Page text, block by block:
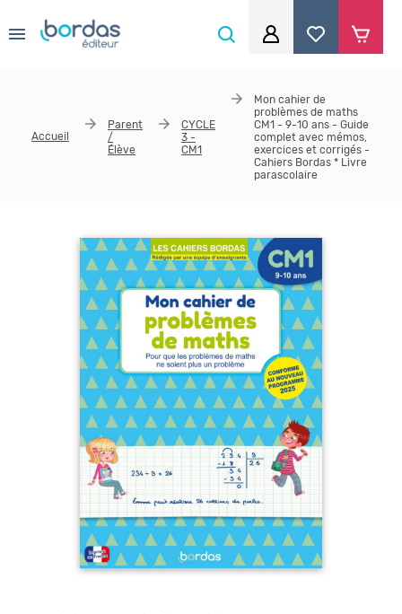
Je me connecte
Identifiant
Se souvenir de moi
Mot de passe ou identifiant oublié
Bénéficiez de tarifs préférentiels
Téléchargez des ressources gratuites
Recevez des informations sur nos nouveautés
Accueil
Parent
/
Élève
CYCLE
3 -
CM1
Mon cahier de
problèmes de maths
CM1 - 9-10 ans - Guide
complet avec mémos,
exercices et corrigés -
Cahiers Bordas * Livre
parascolaire